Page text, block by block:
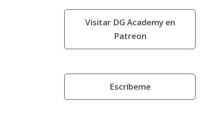
Visitar DG Academy en
Patreon
Escríbeme